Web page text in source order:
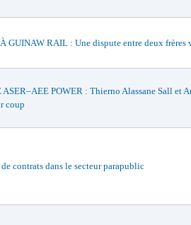
GUINAW RAIL : Une dispute entre deux frères
ASER–AEE POWER : Thierno Alassane Sall et
coup
contrats dans le secteur parapublic